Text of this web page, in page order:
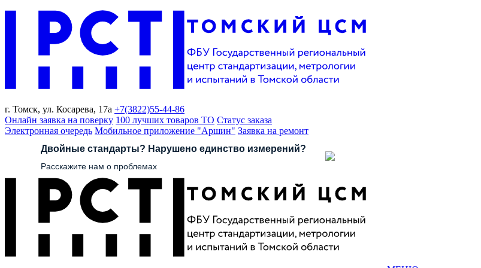
г. Томск, ул. Косарева, 17а +7(3822)55-44-86
Онлайн заявка на поверку 100 лучших товаров ТО Статус заказа
Электронная очередь Мобильное приложение "Аршин" Заявка на ремонт
Двойные стандарты? Нарушено единство измерений?
Расскажите нам о проблемах